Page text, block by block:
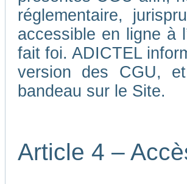
réglementaire,
accessible en ligne à
fait foi. ADICTEL
version des CGU,
bandeau sur le Site.
Article 4 –